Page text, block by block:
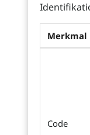
Merkmal
Code